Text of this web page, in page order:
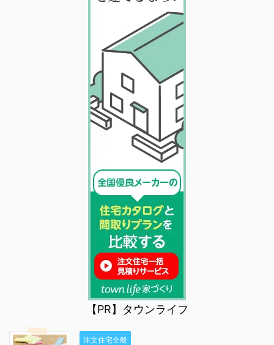
【PR】タウンライフ
注文住宅全般